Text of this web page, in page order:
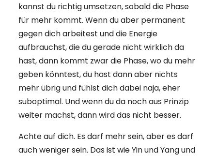
kannst du richtig umsetzen, sobald die Phase
für mehr kommt. Wenn du aber permanent
gegen dich arbeitest und die Energie
aufbrauchst, die du gerade nicht wirklich da
hast, dann kommt zwar die Phase, wo du mehr
geben könntest, du hast dann aber nichts
mehr übrig und fühlst dich dabei naja, eher
suboptimal. Und wenn du da noch aus Prinzip
weiter machst, dann wird das nicht besser.
Achte auf dich. Es darf mehr sein, aber es darf
auch weniger sein. Das ist wie Yin und Yang und